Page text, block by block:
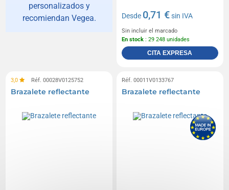
personalizados y
recomiendan Vegea.
Desde 0,71 €sin IVA
Sin incluir el marcado
En stock : 29 248 unidades
CITA EXPRESA
3,0 Réf. 00028V0125752
Brazalete reflectante
Réf. 00011V0133767
Brazalete reflectante